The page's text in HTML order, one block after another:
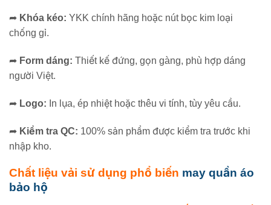
➦ Khóa kéo: YKK chính hãng hoặc nút bọc kim loại
chống gỉ.
➦ Form dáng: Thiết kế đứng, gọn gàng, phù hợp dáng
người Việt.
➦ Logo: In lụa, ép nhiệt hoặc thêu vi tính, tùy yêu cầu.
➦ Kiểm tra QC: 100% sản phẩm được kiểm tra trước khi
nhập kho.
Chất liệu vải sử dụng phổ biến may quần áo
bảo hộ